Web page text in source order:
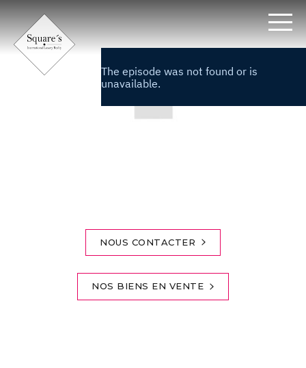
NOUS CONTACTER
NOS BIENS EN VENTE